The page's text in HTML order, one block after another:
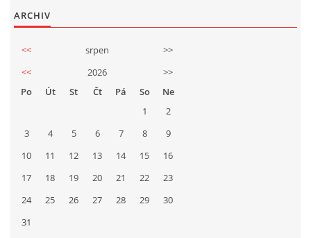
ARCHIV
<< srpen
>>
<<
2026
>>
Po
Út St Čt Pá So
Ne
1
2
3
4 5 6 7 8
9
10
11 12 13 14 15
16
17
18 19 20 21 22
23
24
25 26 27 28 29
30
31